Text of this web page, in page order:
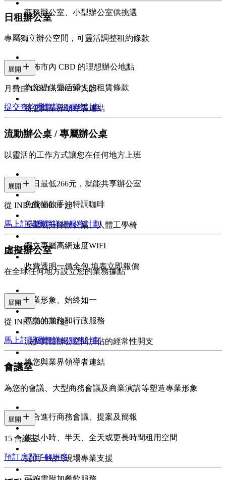
商務辦公室、小型辦公室供挑選
日租辦公室
專屬獨立辦公空間，可靈活調整租約條款
遍佈市內 CBD 的理想辦公地點
為您提供靈活彈性的租賃條款
將您與業界領導者連結
展開
月費由 INR 13,500.00/人起
提交查詢瀏覽詳細服務計劃
流動辦公桌 / 專屬辦公桌
以靈活的工作方式讓您在任何地方上班
每日最低266元，就能共享辦公室
免費暢飲手沖特調咖啡
五星級升降辦公桌、人體工學椅
獨立專屬高網速度WIFI
收費透明一價全包 填表立即報價
展開
從 INR 10,000.00 起
馬上訂閱瀏覽詳細服務計劃
虛擬辦公室
在全球任何地方設立您的業務據點
專業形象、始終如一
專業的業務和行政服務
減少實體辦公空間所佔的經常性開支
將您與業界領導者連結
展開
從 INR 2,000.00 起
馬上訂閱瀏覽詳細服務計劃
會議室
為您的會議、大型商務會議及商業演講等塑造專業形象
適合進行商務會議、提案及簡報
供以小時、半天、全天或更長時間租用空間
提供一站式現場專業支援
展開
15 會議室
預訂房間了解更多